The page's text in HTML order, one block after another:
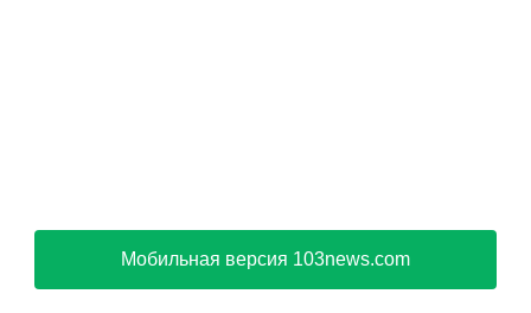
Мобильная версия 103news.com